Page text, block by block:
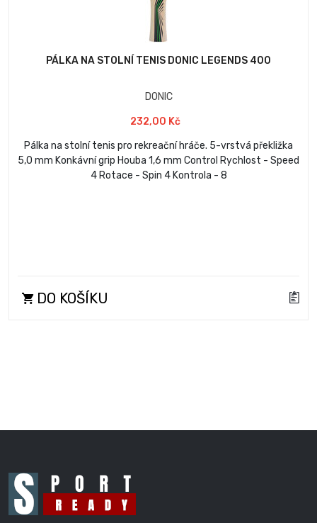
PÁLKA NA STOLNÍ TENIS DONIC LEGENDS 400
DONIC
232,00 Kč
Pálka na stolní tenis pro rekreační hráče. 5-vrstvá překližka
5,0 mm Konkávní grip Houba 1,6 mm Control Rychlost - Speed
4 Rotace - Spin 4 Kontrola - 8
DO KOŠÍKU